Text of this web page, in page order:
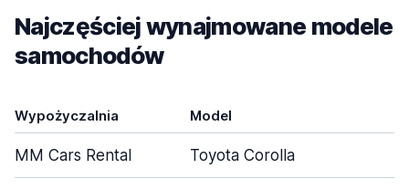
Najczęściej wynajmowane modele
samochodów
Wypożyczalnia Model
MM Cars Rental Toyota Corolla